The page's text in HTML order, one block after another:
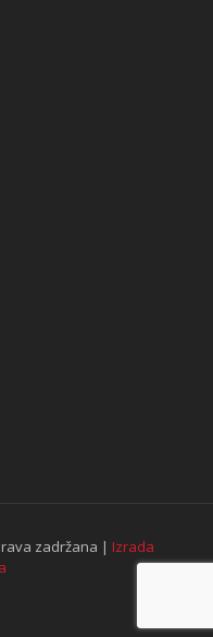
zadržana | Izrada